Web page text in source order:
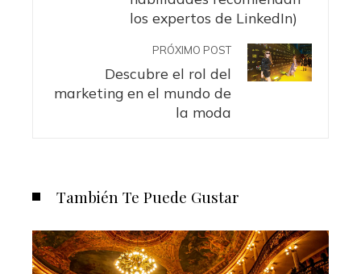
los expertos de LinkedIn)
PRÓXIMO POST
Descubre el rol del
marketing en el mundo de
la moda
También Te Puede Gustar